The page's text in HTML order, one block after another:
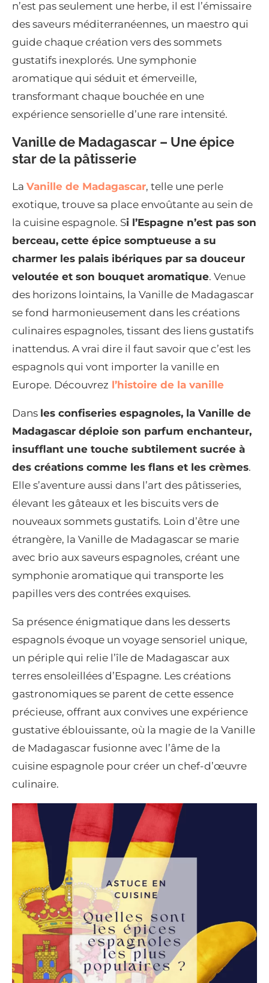
n’est pas seulement une herbe, il est l’émissaire
des saveurs méditerranéennes, un maestro qui
guide chaque création vers des sommets
gustatifs inexplorés. Une symphonie
aromatique qui séduit et émerveille,
transformant chaque bouchée en une
expérience sensorielle d’une rare intensité.
Vanille de Madagascar – Une épice
star de la pâtisserie
La Vanille de Madagascar, telle une perle
exotique, trouve sa place envoûtante au sein de
la cuisine espagnole. Si l’Espagne n’est pas son
berceau, cette épice somptueuse a su
charmer les palais ibériques par sa douceur
veloutée et son bouquet aromatique. Venue
des horizons lointains, la Vanille de Madagascar
se fond harmonieusement dans les créations
culinaires espagnoles, tissant des liens gustatifs
inattendus. A vrai dire il faut savoir que c’est les
espagnols qui vont importer la vanille en
Europe. Découvrez l’histoire de la vanille
Dans les confiseries espagnoles, la Vanille de
Madagascar déploie son parfum enchanteur,
insufflant une touche subtilement sucrée à
des créations comme les flans et les crèmes.
Elle s’aventure aussi dans l’art des pâtisseries,
élevant les gâteaux et les biscuits vers de
nouveaux sommets gustatifs. Loin d’être une
étrangère, la Vanille de Madagascar se marie
avec brio aux saveurs espagnoles, créant une
symphonie aromatique qui transporte les
papilles vers des contrées exquises.
Sa présence énigmatique dans les desserts
espagnols évoque un voyage sensoriel unique,
un périple qui relie l’île de Madagascar aux
terres ensoleillées d’Espagne. Les créations
gastronomiques se parent de cette essence
précieuse, offrant aux convives une expérience
gustative éblouissante, où la magie de la Vanille
de Madagascar fusionne avec l’âme de la
cuisine espagnole pour créer un chef-d’œuvre
culinaire.